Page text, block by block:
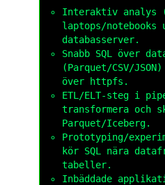
Interaktiv analys
laptops/notebooks
databasserver.
Snabb SQL över
(Parquet/CSV/
över httpfs .
ETL/ELT-steg i
transformera och
Parquet/Iceberg.
Prototyping/
kör SQL nära
tabeller.
Inbäddade